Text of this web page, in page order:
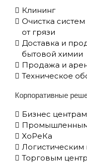
Клининг
Очистка
от грязи
Доставка и
бытовой химии
Продажа и
Техническое
Корпоративные
Бизнес
XоРеКа
Логистическим
Торговым